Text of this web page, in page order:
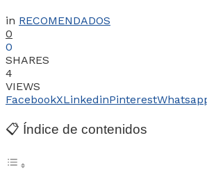
in RECOMENDADOS
0
0
SHARES
4
VIEWS
FacebookXLinkedinPinterest
📋 Índice de contenidos